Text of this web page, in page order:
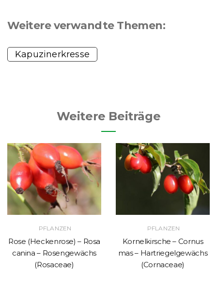
Weitere verwandte Themen:
Kapuzinerkresse
Weitere Beiträge
PFLANZEN
Rose (Heckenrose) – Rosa
canina – Rosengewächs
(Rosaceae)
PFLANZEN
Kornelkirsche – Cornus
mas – Hartriegelgewächs
(Cornaceae)